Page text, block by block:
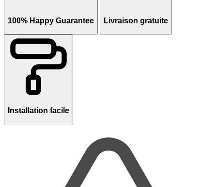
100% Happy Guarantee Livraison gratuite
Installation facile